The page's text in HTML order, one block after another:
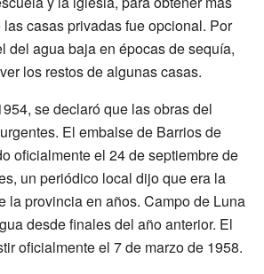
casas privadas fue opcional. Por
del agua baja en épocas de sequía,
los restos de algunas casas.
se declaró que las obras del
El embalse de Barrios de
oficialmente el 24 de septiembre de
un periódico local dijo que era la
la provincia en años. Campo de Luna
desde finales del año anterior. El
oficialmente el 7 de marzo de 1958.